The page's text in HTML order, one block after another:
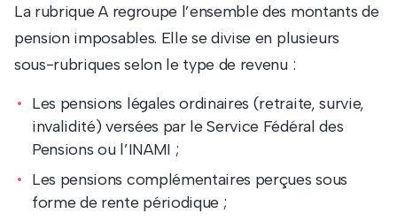
La rubrique A regroupe l’ensemble des montants de
pension imposables. Elle se divise en plusieurs
sous-rubriques selon le type de revenu :
Les pensions légales ordinaires (retraite, survie,
invalidité) versées par le Service Fédéral des
Pensions ou l’INAMI ;
Les pensions complémentaires perçues sous
forme de rente périodique ;